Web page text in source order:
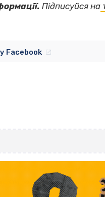
Підписуйся на
Facebook